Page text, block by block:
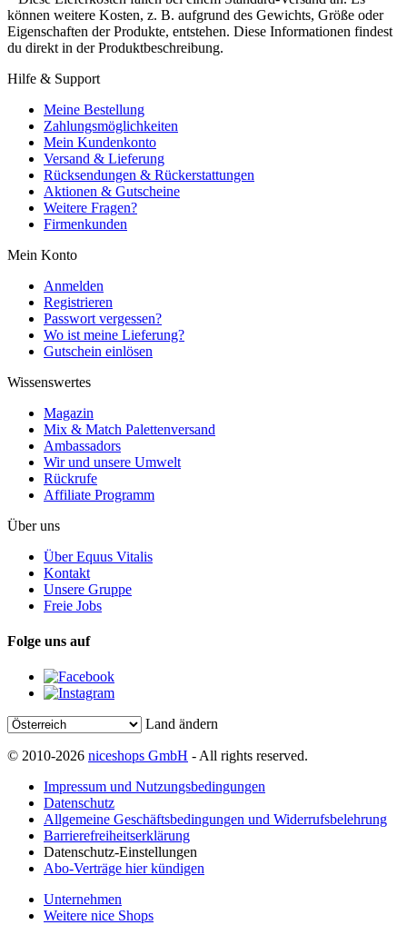
können weitere Kosten, z. B. aufgrund des Gewichts, Größe oder
Eigenschaften der Produkte, entstehen. Diese Informationen findest
du direkt in der Produktbeschreibung.
Hilfe & Support
Meine Bestellung
Zahlungsmöglichkeiten
Mein Kundenkonto
Versand & Lieferung
Rücksendungen & Rückerstattungen
Aktionen & Gutscheine
Weitere Fragen?
Firmenkunden
Mein Konto
Anmelden
Registrieren
Passwort vergessen?
Wo ist meine Lieferung?
Gutschein einlösen
Wissenswertes
Magazin
Mix & Match Palettenversand
Ambassadors
Wir und unsere Umwelt
Rückrufe
Affiliate Programm
Über uns
Über Equus Vitalis
Kontakt
Unsere Gruppe
Freie Jobs
Folge uns auf
Land ändern
© 2010-2026 niceshops GmbH - All rights reserved.
Impressum und Nutzungsbedingungen
Datenschutz
Allgemeine Geschäftsbedingungen und Widerrufsbelehrung
Barrierefreiheitserklärung
Datenschutz-Einstellungen
Abo-Verträge hier kündigen
Unternehmen
Weitere nice Shops